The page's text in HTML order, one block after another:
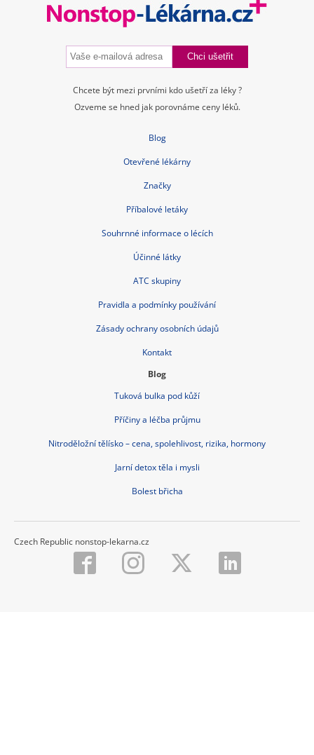
Chcete být mezi prvními kdo ušetří za léky ?
Ozveme se hned jak porovnáme ceny léků.
Blog
Otevřené lékárny
Značky
Příbalové letáky
Souhrnné informace o lécích
Účinné látky
ATC skupiny
Pravidla a podmínky používání
Zásady ochrany osobních údajů
Kontakt
Blog
Tuková bulka pod kůží
Příčiny a léčba průjmu
Nitroděložní tělísko – cena, spolehlivost, rizika, hormony
Jarní detox těla i mysli
Bolest břicha
Czech Republic nonstop-lekarna.cz